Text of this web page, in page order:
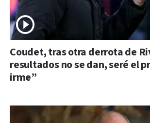
Coudet, tras otra derrota de
resultados no se dan, seré el
irme”